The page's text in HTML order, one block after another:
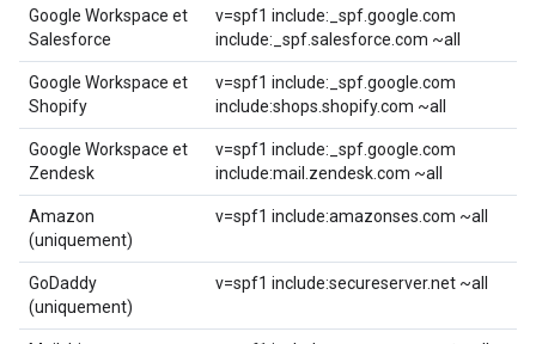
Google Workspace et
Salesforce
v=spf1 include:_spf.google.com
include:_spf.salesforce.com ~all
Google Workspace et
Shopify
v=spf1 include:_spf.google.com
include:shops.shopify.com ~all
Google Workspace et
Zendesk
v=spf1 include:_spf.google.com
include:mail.zendesk.com ~all
Amazon
(uniquement)
v=spf1 include:amazonses.com ~all
GoDaddy
(uniquement)
v=spf1 include:secureserver.net ~all